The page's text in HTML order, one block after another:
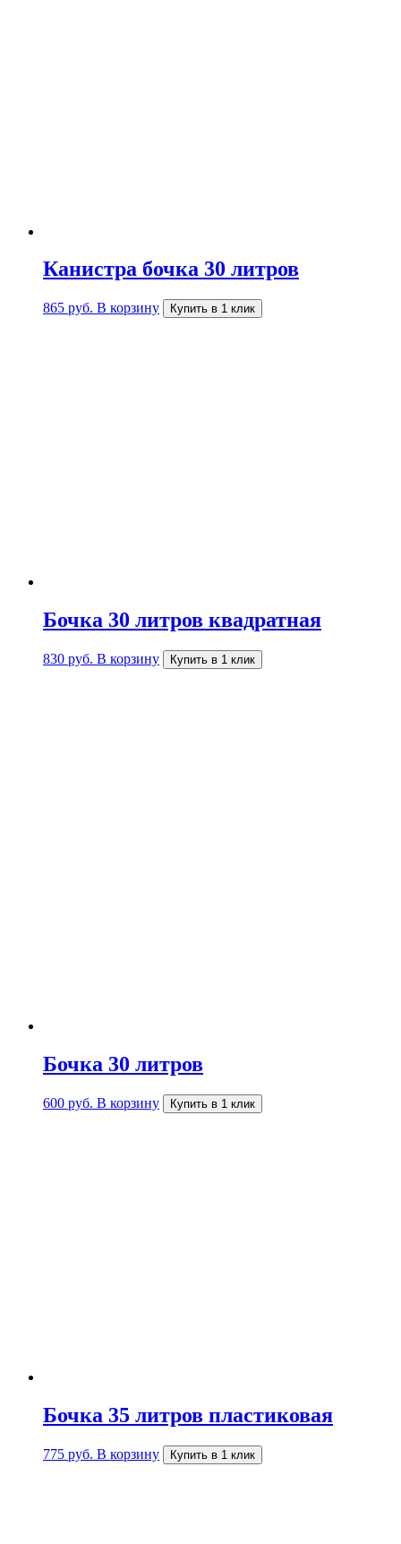
Канистра бочка 30 литров
865 руб. В корзину Купить в 1 клик
Бочка 30 литров квадратная
830 руб. В корзину Купить в 1 клик
Бочка 30 литров
600 руб. В корзину Купить в 1 клик
Бочка 35 литров пластиковая
775 руб. В корзину Купить в 1 клик